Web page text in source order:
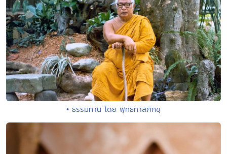
• ธรรมทาน โดย พุทธทาสภิกขุ